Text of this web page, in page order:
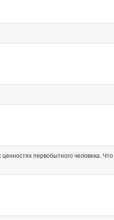
первобытного человека. Что